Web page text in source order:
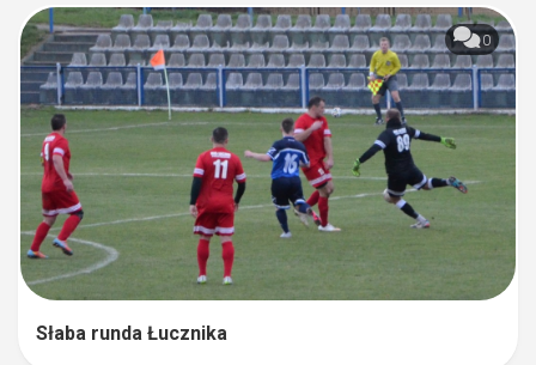
0
Słaba runda Łucznika